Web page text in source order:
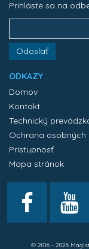
Prihláste sa na
Odoslať
ODKAZY
Domov
Kontakt
Technický
Ochrana osobných
Prístupnosť
Mapa stránok
© 2016 - 2026